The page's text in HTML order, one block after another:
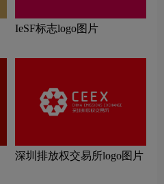
IeSF标志logo图片
深圳排放权交易所logo图片